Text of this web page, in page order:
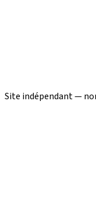
Site indépendant —